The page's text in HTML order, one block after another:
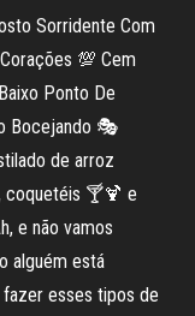
Sorridente Com
💯 Cem
Ponto De
Bocejando 🎭
de arroz
coquetéis 🍸🍹 e
e não vamos
alguém está
esses tipos de